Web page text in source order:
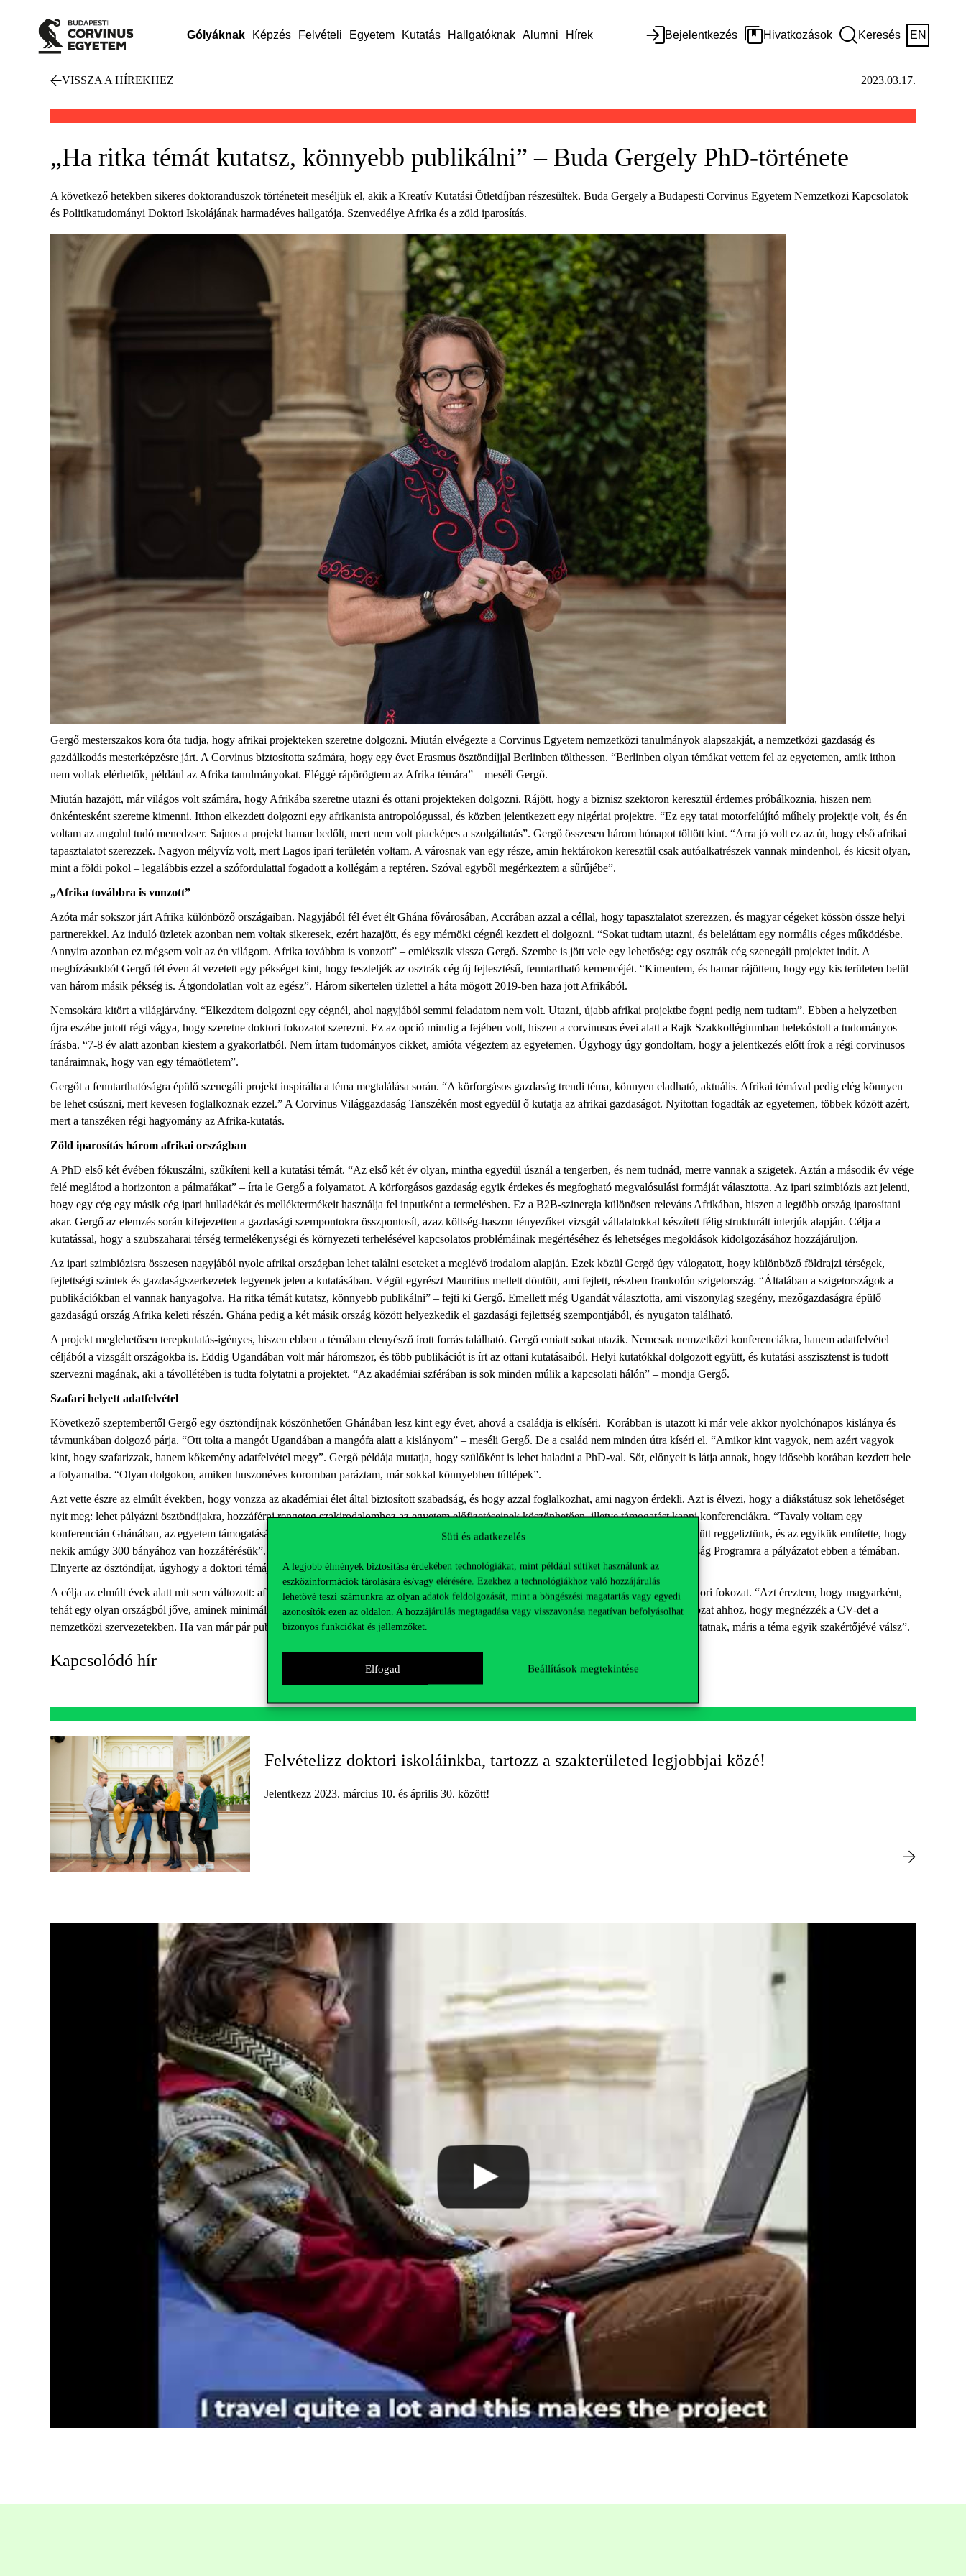
Süti és adatkezelés
A legjobb élmények biztosítása érdekében technológiákat, mint például sütiket használunk az
eszközinformációk tárolására és/vagy elérésére. Ezekhez a technológiákhoz való hozzájárulás
lehetővé teszi számunkra az olyan adatok feldolgozását, mint a böngészési magatartás vagy egyedi
azonosítók ezen az oldalon. A hozzájárulás megtagadása vagy visszavonása negatívan befolyásolhat
bizonyos funkciókat és jellemzőket.
Elfogad Beállítások megtekintése
Gólyáknak Képzés Felvételi Egyetem Kutatás Hallgatóknak Alumni Hírek Bejelentkezés Hivatkozások Keresés EN
VISSZA A HÍREKHEZ 2023.03.17.
„Ha ritka témát kutatsz, könnyebb publikálni” – Buda Gergely PhD-története
A következő hetekben sikeres doktoranduszok történeteit meséljük el, akik a Kreatív Kutatási Ötletdíjban részesültek. Buda Gergely a Budapesti Corvinus Egyetem Nemzetközi Kapcsolatok
és Politikatudományi Doktori Iskolájának harmadéves hallgatója. Szenvedélye Afrika és a zöld iparosítás.
Gergő mesterszakos kora óta tudja, hogy afrikai projekteken szeretne dolgozni. Miután elvégezte a Corvinus Egyetem nemzetközi tanulmányok alapszakját, a nemzetközi gazdaság és
gazdálkodás mesterképzésre járt. A Corvinus biztosította számára, hogy egy évet Erasmus ösztöndíjjal Berlinben tölthessen. “Berlinben olyan témákat vettem fel az egyetemen, amik itthon
nem voltak elérhetők, például az Afrika tanulmányokat. Eléggé rápörögtem az Afrika témára” – meséli Gergő.
Miután hazajött, már világos volt számára, hogy Afrikába szeretne utazni és ottani projekteken dolgozni. Rájött, hogy a biznisz szektoron keresztül érdemes próbálkoznia, hiszen nem
önkéntesként szeretne kimenni. Itthon elkezdett dolgozni egy afrikanista antropológussal, és közben jelentkezett egy nigériai projektre. “Ez egy tatai motorfelújító műhely projektje volt, és én
voltam az angolul tudó menedzser. Sajnos a projekt hamar bedőlt, mert nem volt piacképes a szolgáltatás”. Gergő összesen három hónapot töltött kint. “Arra jó volt ez az út, hogy első afrikai
tapasztalatot szerezzek. Nagyon mélyvíz volt, mert Lagos ipari területén voltam. A városnak van egy része, amin hektárokon keresztül csak autóalkatrészek vannak mindenhol, és kicsit olyan,
mint a földi pokol – legalábbis ezzel a szófordulattal fogadott a kollégám a reptéren. Szóval egyből megérkeztem a sűrűjébe”.
„Afrika továbbra is vonzott”
Azóta már sokszor járt Afrika különböző országaiban. Nagyjából fél évet élt Ghána fővárosában, Accrában azzal a céllal, hogy tapasztalatot szerezzen, és magyar cégeket kössön össze helyi
partnerekkel. Az induló üzletek azonban nem voltak sikeresek, ezért hazajött, és egy mérnöki cégnél kezdett el dolgozni. “Sokat tudtam utazni, és beleláttam egy normális céges működésbe.
Annyira azonban ez mégsem volt az én világom. Afrika továbbra is vonzott” – emlékszik vissza Gergő. Szembe is jött vele egy lehetőség: egy osztrák cég szenegáli projektet indít. A
megbízásukból Gergő fél éven át vezetett egy pékséget kint, hogy teszteljék az osztrák cég új fejlesztésű, fenntartható kemencéjét. “Kimentem, és hamar rájöttem, hogy egy kis területen belül
van három másik pékség is. Átgondolatlan volt az egész”. Három sikertelen üzlettel a háta mögött 2019-ben haza jött Afrikából.
Nemsokára kitört a világjárvány. “Elkezdtem dolgozni egy cégnél, ahol nagyjából semmi feladatom nem volt. Utazni, újabb afrikai projektbe fogni pedig nem tudtam”. Ebben a helyzetben
újra eszébe jutott régi vágya, hogy szeretne doktori fokozatot szerezni. Ez az opció mindig a fejében volt, hiszen a corvinusos évei alatt a Rajk Szakkollégiumban belekóstolt a tudományos
írásba. “7-8 év alatt azonban kiestem a gyakorlatból. Nem írtam tudományos cikket, amióta végeztem az egyetemen. Úgyhogy úgy gondoltam, hogy a jelentkezés előtt írok a régi corvinusos
tanáraimnak, hogy van egy témaötletem”.
Gergőt a fenntarthatóságra épülő szenegáli projekt inspirálta a téma megtalálása során. “A körforgásos gazdaság trendi téma, könnyen eladható, aktuális. Afrikai témával pedig elég könnyen
be lehet csúszni, mert kevesen foglalkoznak ezzel.” A Corvinus Világgazdaság Tanszékén most egyedül ő kutatja az afrikai gazdaságot. Nyitottan fogadták az egyetemen, többek között azért,
mert a tanszéken régi hagyomány az Afrika-kutatás.
Zöld iparosítás három afrikai országban
A PhD első két évében fókuszálni, szűkíteni kell a kutatási témát. “Az első két év olyan, mintha egyedül úsznál a tengerben, és nem tudnád, merre vannak a szigetek. Aztán a második év vége
felé meglátod a horizonton a pálmafákat” – írta le Gergő a folyamatot. A körforgásos gazdaság egyik érdekes és megfogható megvalósulási formáját választotta. Az ipari szimbiózis azt jelenti,
hogy egy cég egy másik cég ipari hulladékát és melléktermékeit használja fel inputként a termelésben. Ez a B2B-szinergia különösen releváns Afrikában, hiszen a legtöbb ország iparosítani
akar. Gergő az elemzés során kifejezetten a gazdasági szempontokra összpontosít, azaz költség-haszon tényezőket vizsgál vállalatokkal készített félig strukturált interjúk alapján. Célja a
kutatással, hogy a szubszaharai térség termelékenységi és környezeti terhelésével kapcsolatos problémáinak megértéséhez és lehetséges megoldások kidolgozásához hozzájáruljon.
Az ipari szimbiózisra összesen nagyjából nyolc afrikai országban lehet találni eseteket a meglévő irodalom alapján. Ezek közül Gergő úgy válogatott, hogy különböző földrajzi térségek,
fejlettségi szintek és gazdaságszerkezetek legyenek jelen a kutatásában. Végül egyrészt Mauritius mellett döntött, ami fejlett, részben frankofón szigetország. “Általában a szigetországok a
publikációkban el vannak hanyagolva. Ha ritka témát kutatsz, könnyebb publikálni” – fejti ki Gergő. Emellett még Ugandát választotta, ami viszonylag szegény, mezőgazdaságra épülő
gazdaságú ország Afrika keleti részén. Ghána pedig a két másik ország között helyezkedik el gazdasági fejlettség szempontjából, és nyugaton található.
A projekt meglehetősen terepkutatás-igényes, hiszen ebben a témában elenyésző írott forrás található. Gergő emiatt sokat utazik. Nemcsak nemzetközi konferenciákra, hanem adatfelvétel
céljából a vizsgált országokba is. Eddig Ugandában volt már háromszor, és több publikációt is írt az ottani kutatásaiból. Helyi kutatókkal dolgozott együtt, és kutatási asszisztenst is tudott
szervezni magának, aki a távollétében is tudta folytatni a projektet. “Az akadémiai szférában is sok minden múlik a kapcsolati hálón” – mondja Gergő.
Szafari helyett adatfelvétel
Következő szeptembertől Gergő egy ösztöndíjnak köszönhetően Ghánában lesz kint egy évet, ahová a családja is elkíséri. Korábban is utazott ki már vele akkor nyolchónapos kislánya és
távmunkában dolgozó párja. “Ott tolta a mangót Ugandában a mangófa alatt a kislányom” – meséli Gergő. De a család nem minden útra kíséri el. “Amikor kint vagyok, nem azért vagyok
kint, hogy szafarizzak, hanem kőkemény adatfelvétel megy”. Gergő példája mutatja, hogy szülőként is lehet haladni a PhD-val. Sőt, előnyeit is látja annak, hogy idősebb korában kezdett bele
a folyamatba. “Olyan dolgokon, amiken huszonéves koromban paráztam, már sokkal könnyebben túllépek”.
Azt vette észre az elmúlt években, hogy vonzza az akadémiai élet által biztosított szabadság, és hogy azzal foglalkozhat, ami nagyon érdekli. Azt is élvezi, hogy a diákstátusz sok lehetőséget
nyit meg: lehet pályázni ösztöndíjakra, hozzáférni rengeteg szakirodalomhoz az egyetem előfizetéseinek köszönhetően, illetve támogatást kapni konferenciákra. “Tavaly voltam egy
konferencián Ghánában, az egyetem támogatásának köszönhetően. Ott találkoztam két zambiai kutatóval, akik rézbányákkal foglalkoznak. Együtt reggeliztünk, és az egyikük említette, hogy
nekik amúgy 300 bányához van hozzáférésük”. Ez beindította Gergő kutatói fantáziáját. Miután hazajött, rögtön megírta az Új Nemzeti Kiválóság Programra a pályázatot ebben a témában.
Elnyerte az ösztöndíjat, úgyhogy a doktori témája mellett egy másik témát is kutat jelenleg.
A célja az elmúlt évek alatt mit sem változott: afrikai projekteken szeretne dolgozni hosszú távon. Azt várja, hogy ebben segíteni fog neki a doktori fokozat. “Azt éreztem, hogy magyarként,
tehát egy olyan országból jőve, aminek minimális történelmi és jelenlegi kapcsolata van Afrikával vagy a teljes fejlődő világgal, kell a PhD-fokozat ahhoz, hogy megnézzék a CV-det a
nemzetközi szervezetekben. Ha van már pár publikációd a témában, jobb pozícióból indulsz. Sőt, ha ezt olyan területen teszed, amit kevesen kutatnak, máris a téma egyik szakértőjévé válsz”.
Kapcsolódó hír
Felvételizz doktori iskoláinkba, tartozz a szakterületed legjobbjai közé!
Jelentkezz 2023. március 10. és április 30. között!